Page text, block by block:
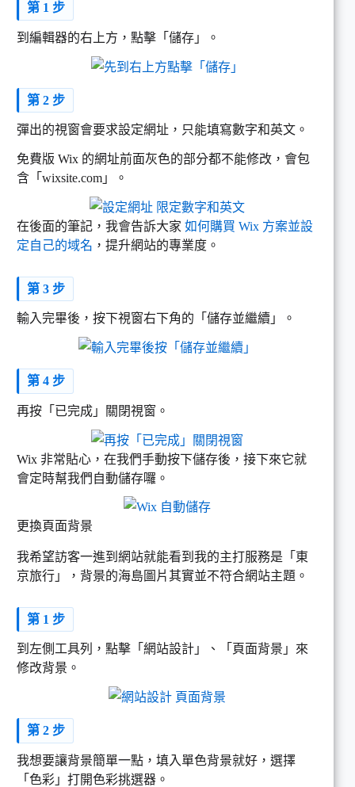
第 1 步
到編輯器的右上方，點擊「儲存」。
第 2 步
彈出的視窗會要求設定網址，只能填寫數字和英文。
免費版 Wix 的網址前面灰色的部分都不能修改，會包
含「wixsite.com」。
在後面的筆記，我會告訴大家 如何購買 Wix 方案並設
定自己的域名 ，提升網站的專業度。
第 3 步
輸入完畢後，按下視窗右下角的「儲存並繼續」。
第 4 步
再按「已完成」關閉視窗。
Wix 非常貼心，在我們手動按下儲存後，接下來它就
會定時幫我們自動儲存囉。
更換頁面背景
我希望訪客一進到網站就能看到我的主打服務是「東
京旅行」，背景的海島圖片其實並不符合網站主題。
第 1 步
到左側工具列，點擊「網站設計」、「頁面背景」來
修改背景。
第 2 步
我想要讓背景簡單一點，填入單色背景就好，選擇
「色彩」打開色彩挑選器。